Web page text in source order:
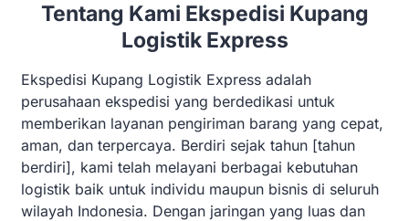
Tentang Kami Ekspedisi Kupang
Logistik Express
Ekspedisi Kupang Logistik Express adalah
perusahaan ekspedisi yang berdedikasi untuk
memberikan layanan pengiriman barang yang cepat,
aman, dan terpercaya. Berdiri sejak tahun [tahun
berdiri], kami telah melayani berbagai kebutuhan
logistik baik untuk individu maupun bisnis di seluruh
wilayah Indonesia. Dengan jaringan yang luas dan